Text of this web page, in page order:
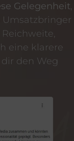
Gelegenheit,
eine klarere
den Weg